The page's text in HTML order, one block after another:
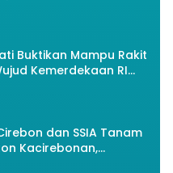
Buktikan Mampu Rakit
Kemerdekaan RI
Kemandirian
dan SSIA Tanam
Kacirebonan,
dan Lingkungan